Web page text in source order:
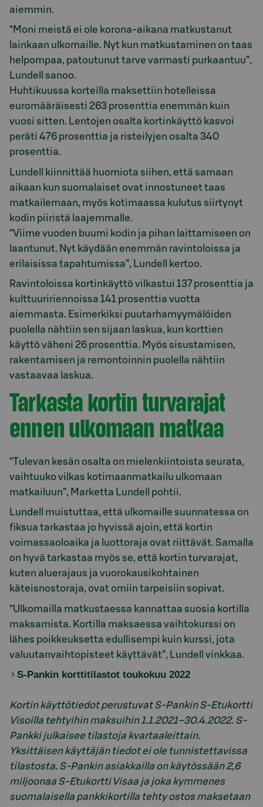
aiemmin.
“Moni meistä ei ole korona-aikana matkustanut
lainkaan ulkomaille. Nyt kun matkustaminen on taas
helpompaa, patoutunut tarve varmasti purkaantuu”,
Lundell sanoo.
Huhtikuussa korteilla maksettiin hotelleissa
euromääräisesti 263 prosenttia enemmän kuin
vuosi sitten. Lentojen osalta kortinkäyttö kasvoi
peräti 476 prosenttia ja risteilyjen osalta 340
prosenttia.
Lundell kiinnittää huomiota siihen, että samaan
aikaan kun suomalaiset ovat innostuneet taas
matkailemaan, myös kotimaassa kulutus siirtynyt
kodin piiristä laajemmalle.
“Viime vuoden buumi kodin ja pihan laittamiseen on
laantunut. Nyt käydään enemmän ravintoloissa ja
erilaisissa tapahtumissa”, Lundell kertoo.
Ravintoloissa kortinkäyttö vilkastui 137 prosenttia ja
kulttuuririennoissa 141 prosenttia vuotta
aiemmasta. Esimerkiksi puutarhamyymälöiden
puolella nähtiin sen sijaan laskua, kun korttien
käyttö väheni 26 prosenttia. Myös sisustamisen,
rakentamisen ja remontoinnin puolella nähtiin
vastaavaa laskua.
Tarkasta kortin turvarajat
ennen ulkomaan matkaa
“Tulevan kesän osalta on mielenkiintoista seurata,
vaihtuuko vilkas kotimaanmatkailu ulkomaan
matkailuun”, Marketta Lundell pohtii.
Lundell muistuttaa, että ulkomaille suunnatessa on
fiksua tarkastaa jo hyvissä ajoin, että kortin
voimassaoloaika ja luottoraja ovat riittävät. Samalla
on hyvä tarkastaa myös se, että kortin turvarajat,
kuten aluerajaus ja vuorokausikohtainen
käteisnostoraja, ovat omiin tarpeisiin sopivat.
“Ulkomailla matkustaessa kannattaa suosia kortilla
maksamista. Kortilla maksaessa vaihtokurssi on
lähes poikkeuksetta edullisempi kuin kurssi, jota
valuutanvaihtopisteet käyttävät”, Lundell vinkkaa.
S-Pankin korttitilastot toukokuu 2022
Kortin käyttötiedot perustuvat S-Pankin S-Etukortti
Visoilla tehtyihin maksuihin 1.1.2021–30.4.2022. S-
Pankki julkaisee tilastoja kvartaaleittain.
Yksittäisen käyttäjän tiedot ei ole tunnistettavissa
tilastosta. S-Pankin asiakkailla on käytössään 2,6
miljoonaa S-Etukortti Visaa ja joka kymmenes
suomalaisella pankkikortilla tehty ostos maksetaan